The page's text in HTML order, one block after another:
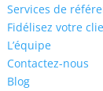
Services de
Fidélisez votre
L’équipe
Contactez-nous
Blog